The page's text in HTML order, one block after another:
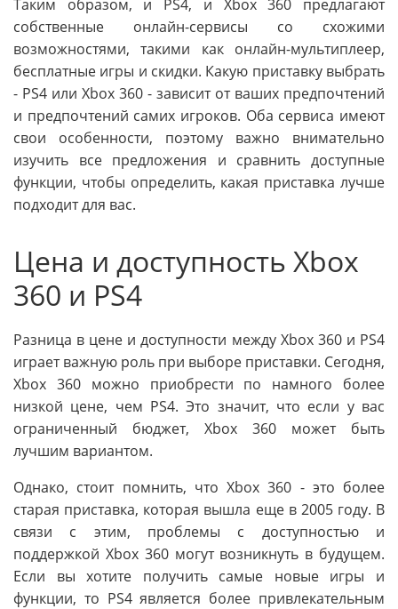
Таким образом, и PS4, и Xbox 360 предлагают
собственные онлайн-сервисы со схожими
возможностями, такими как онлайн-мультиплеер,
бесплатные игры и скидки. Какую приставку выбрать
- PS4 или Xbox 360 - зависит от ваших предпочтений
и предпочтений самих игроков. Оба сервиса имеют
свои особенности, поэтому важно внимательно
изучить все предложения и сравнить доступные
функции, чтобы определить, какая приставка лучше
подходит для вас.
Цена и доступность Xbox
360 и PS4
Разница в цене и доступности между Xbox 360 и PS4
играет важную роль при выборе приставки. Сегодня,
Xbox 360 можно приобрести по намного более
низкой цене, чем PS4. Это значит, что если у вас
ограниченный бюджет, Xbox 360 может быть
лучшим вариантом.
Однако, стоит помнить, что Xbox 360 - это более
старая приставка, которая вышла еще в 2005 году. В
связи с этим, проблемы с доступностью и
поддержкой Xbox 360 могут возникнуть в будущем.
Если вы хотите получить самые новые игры и
функции, то PS4 является более привлекательным